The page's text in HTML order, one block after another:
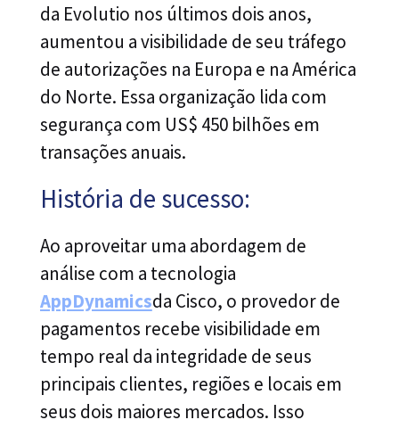
da Evolutio nos últimos dois anos,
aumentou a visibilidade de seu tráfego
de autorizações na Europa e na América
do Norte. Essa organização lida com
segurança com US$ 450 bilhões em
transações anuais.
História de sucesso:
Ao aproveitar uma abordagem de
análise com a tecnologia
AppDynamicsda Cisco, o provedor de
pagamentos recebe visibilidade em
tempo real da integridade de seus
principais clientes, regiões e locais em
seus dois maiores mercados. Isso